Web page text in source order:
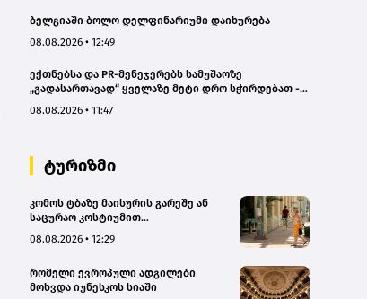
ბელგიაში ბოლო დელფინარიუმი დაიხურება
08.08.2026 • 12:49
ექთნებსა და PR-მენეჯერებს სამუშაოზე
„გადასართავად“ ყველაზე მეტი დრო სჭირდებათ -
08.08.2026 • 11:47
ტურიზმი
კომოს ტბაზე მაისურის გარეშე ან
საცურაო კოსტიუმით
ევრომდე დააჯარიმებენ
08.08.2026 • 12:29
რომელი ევროპული ადგილები
მოხვდა იუნესკოს სიაში